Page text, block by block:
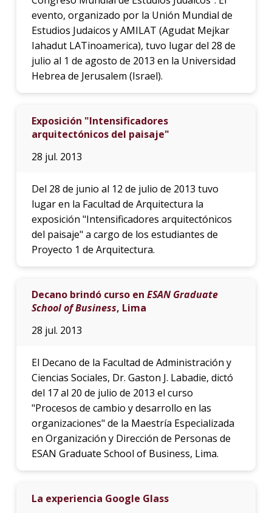
evento, organizado por la Unión Mundial de
Estudios Judaicos y AMILAT (Agudat Mejkar
Iahadut LATinoamerica), tuvo lugar del 28 de
julio al 1 de agosto de 2013 en la Universidad
Hebrea de Jerusalem (Israel).
Exposición "Intensificadores
arquitectónicos del paisaje"
28 jul. 2013
Del 28 de junio al 12 de julio de 2013 tuvo
lugar en la Facultad de Arquitectura la
exposición "Intensificadores arquitectónicos
del paisaje" a cargo de los estudiantes de
Proyecto 1 de Arquitectura.
Decano brindó curso en ESAN Graduate
School of Business, Lima
28 jul. 2013
El Decano de la Facultad de Administración y
Ciencias Sociales, Dr. Gaston J. Labadie, dictó
del 17 al 20 de julio de 2013 el curso
"Procesos de cambio y desarrollo en las
organizaciones" de la Maestría Especializada
en Organización y Dirección de Personas de
ESAN Graduate School of Business, Lima.
La experiencia Google Glass